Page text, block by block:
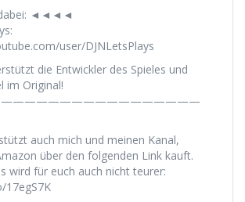
◄◄◄◄
user/DJNLetsPlays
die Entwickler des Spieles und
im Original!
auch mich und meinen Kanal,
über den folgenden Link kauft.
wird für euch auch nicht teurer:
17egS7K